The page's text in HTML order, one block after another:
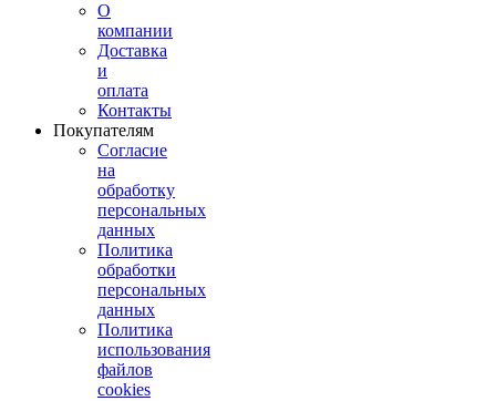
О
компании
Доставка
и
оплата
Контакты
Покупателям
Согласие
на
обработку
персональных
данных
Политика
обработки
персональных
данных
Политика
использования
файлов
cookies